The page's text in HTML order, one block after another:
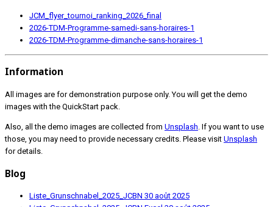
JCM_flyer_tournoi_ranking_2026_final
2026-TDM-Programme-samedi-sans-horaires-1
2026-TDM-Programme-dimanche-sans-horaires-1
Information
All images are for demonstration purpose only. You will get the demo
images with the QuickStart pack.
Also, all the demo images are collected from Unsplash . If you want to use
those, you may need to provide necessary credits. Please visit Unsplash
for details.
Blog
Liste_Grunschnabel_2025_JCBN 30 août 2025